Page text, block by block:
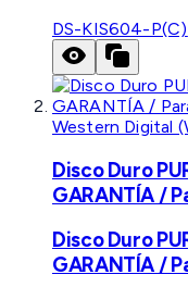
DS-KIS604-P(C)
Western Digital
Disco Duro
GARANTÍA /
Disco Duro
GARANTÍA /